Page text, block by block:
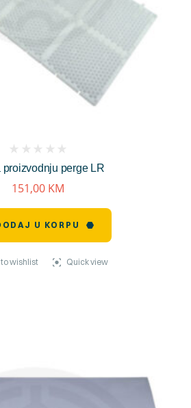
proizvodnju perge LR
reviews)
151,00 KM
U KORPU
wishlist Quick view